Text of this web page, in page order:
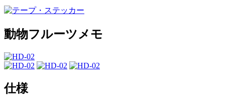
動物フルーツメモ
仕様